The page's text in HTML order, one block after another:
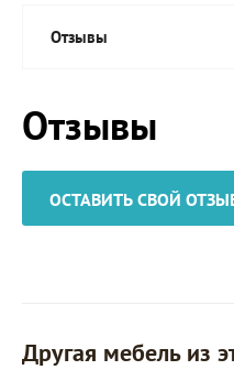
Отзывы
Отзывы
ОСТАВИТЬ СВОЙ
Другая мебель из